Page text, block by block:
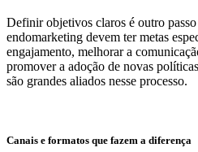
Definir objetivos claros é outro
endomarketing devem ter metas
engajamento, melhorar a
promover a adoção de novas
são grandes aliados nesse processo.
Canais e formatos que fazem a diferença